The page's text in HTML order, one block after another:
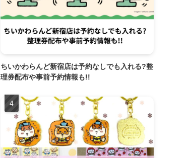
ちいかわらんど新宿店は予約なしでも入れる?整
理券配布や事前予約情報も!!